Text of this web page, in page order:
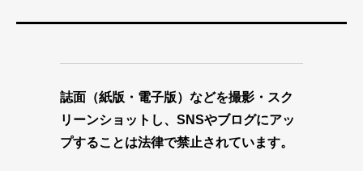
誌面（紙版・電子版）などを撮影・スク
リーンショットし、SNSやブログにアッ
プすることは法律で禁止されています。